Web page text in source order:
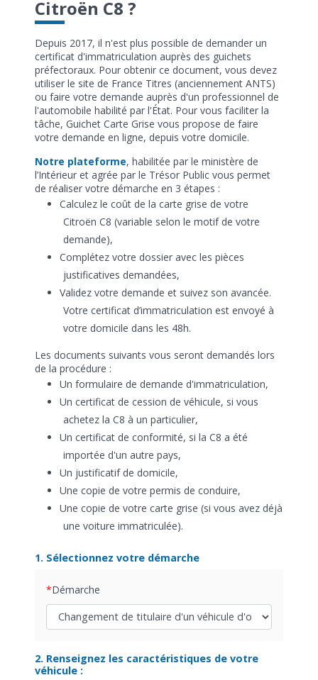
Citroën C8 ?
Depuis 2017, il n'est plus possible de demander un
certificat d'immatriculation auprès des guichets
préfectoraux. Pour obtenir ce document, vous devez
utiliser le site de France Titres (anciennement ANTS)
ou faire votre demande auprès d'un professionnel de
l'automobile habilité par l'État. Pour vous faciliter la
tâche, Guichet Carte Grise vous propose de faire
votre demande en ligne, depuis votre domicile.
Notre plateforme, habilitée par le ministère de
l’Intérieur et agrée par le Trésor Public vous permet
de réaliser votre démarche en 3 étapes :
Calculez le coût de la carte grise de votre
Citroën C8 (variable selon le motif de votre
demande),
Complétez votre dossier avec les pièces
justificatives demandées,
Validez votre demande et suivez son avancée.
Votre certificat d’immatriculation est envoyé à
votre domicile dans les 48h.
Les documents suivants vous seront demandés lors
de la procédure :
Un formulaire de demande d'immatriculation,
Un certificat de cession de véhicule, si vous
achetez la C8 à un particulier,
Un certificat de conformité, si la C8 a été
importée d'un autre pays,
Un justificatif de domicile,
Une copie de votre permis de conduire,
Une copie de votre carte grise (si vous avez déjà
une voiture immatriculée).
1. Sélectionnez votre démarche
Démarche
2. Renseignez les caractéristiques de votre
véhicule :